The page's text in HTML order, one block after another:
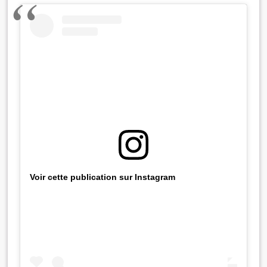
Voir cette publication sur Instagram